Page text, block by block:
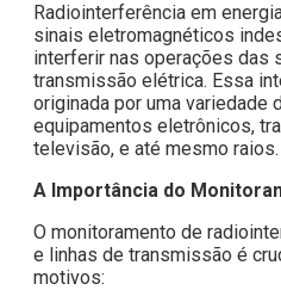
Radiointerferência em
sinais eletromagnéticos
interferir nas operações das
transmissão elétrica. Essa
originada por uma variedade
equipamentos eletrônicos,
televisão, e até mesmo raios.
A Importância do
O monitoramento de
e linhas de transmissão é
motivos: